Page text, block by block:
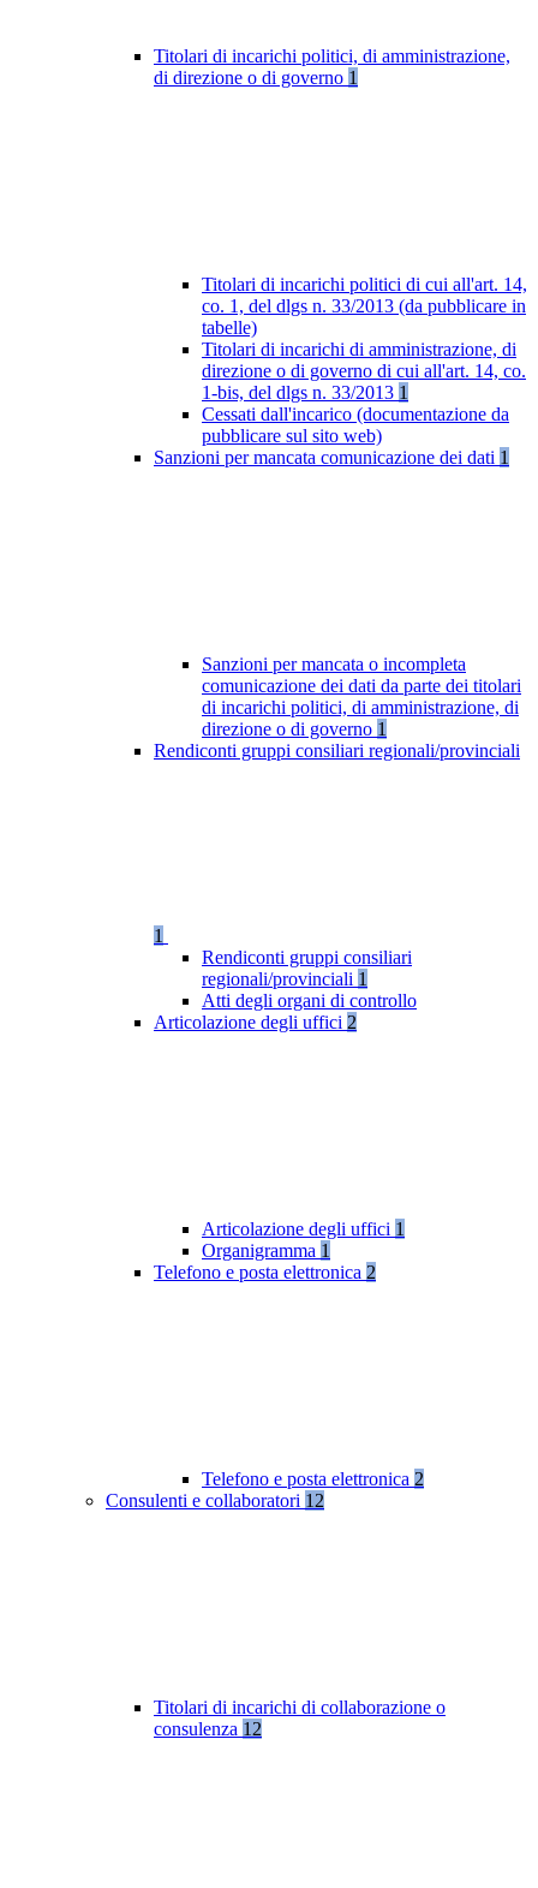
Titolari di incarichi politici, di amministrazione,
di direzione o di governo 1
Titolari di incarichi politici di cui all'art. 14,
co. 1, del dlgs n. 33/2013 (da pubblicare in
tabelle)
Titolari di incarichi di amministrazione, di
direzione o di governo di cui all'art. 14, co.
1-bis, del dlgs n. 33/2013 1
Cessati dall'incarico (documentazione da
pubblicare sul sito web)
Sanzioni per mancata comunicazione dei dati 1
Sanzioni per mancata o incompleta
comunicazione dei dati da parte dei titolari
di incarichi politici, di amministrazione, di
direzione o di governo 1
Rendiconti gruppi consiliari regionali/provinciali
1
Rendiconti gruppi consiliari
regionali/provinciali 1
Atti degli organi di controllo
Articolazione degli uffici 2
Articolazione degli uffici 1
Organigramma 1
Telefono e posta elettronica 2
Telefono e posta elettronica 2
Consulenti e collaboratori 12
Titolari di incarichi di collaborazione o
consulenza 12